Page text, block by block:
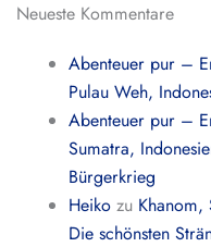
Neueste Kommentare
Abenteuer pur –
Pulau Weh,
Abenteuer pur –
Sumatra,
Bürgerkrieg
Heiko zu Khanom,
Die schönsten